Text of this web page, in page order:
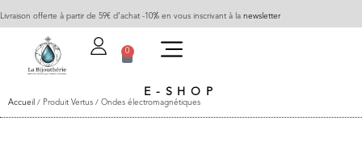
Livraison offerte à partir de 59€ d’achat -10% en vous inscrivant à la newsletter
0
E-SHOP
Accueil / Produit Vertus / Ondes électromagnétiques